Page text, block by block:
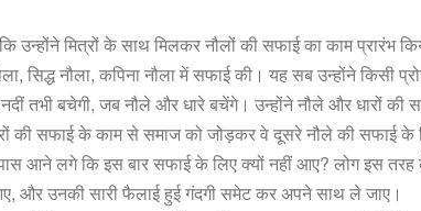
किउन्होंनेमित्रोंकेसाथमिलकरनौलोंकीसफाईकाकामप्रारंभ
, सिद्धनौला, कपिनानौलामेंसफाईकी। यहसबउन्होंनेकिसी
नदींतभीबचेगी, जबनौलेऔरधारेबचेंगे। उन्होंनेनौलेऔरधारोंकी
कीसफाईकेकामसेसमाजकोजोड़करवेदूसरेनौलेकीसफाईके
आनेलगेकिइसबारसफाईकेलिएक्योंनहींआए? लोगइसतरह
, औरउनकीसारीफैलाईहुईगंदगीसमेटकरअपनेसाथलेजाए।